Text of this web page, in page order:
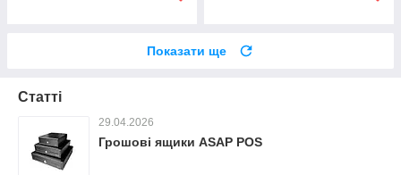
Показати ще
Статті
29.04.2026
Грошові ящики ASAP POS